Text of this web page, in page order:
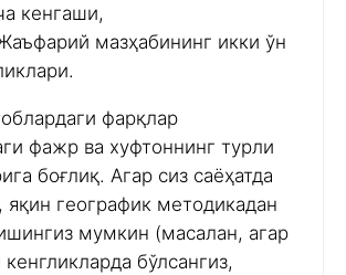
кенгаши,
мазҳабининг икки ўн
фарқлар
фажр ва хуфтоннинг турли
боғлиқ. Агар сиз саёҳатда
яқин географик методикадан
мумкин (масалан, агар
бўлсангиз,